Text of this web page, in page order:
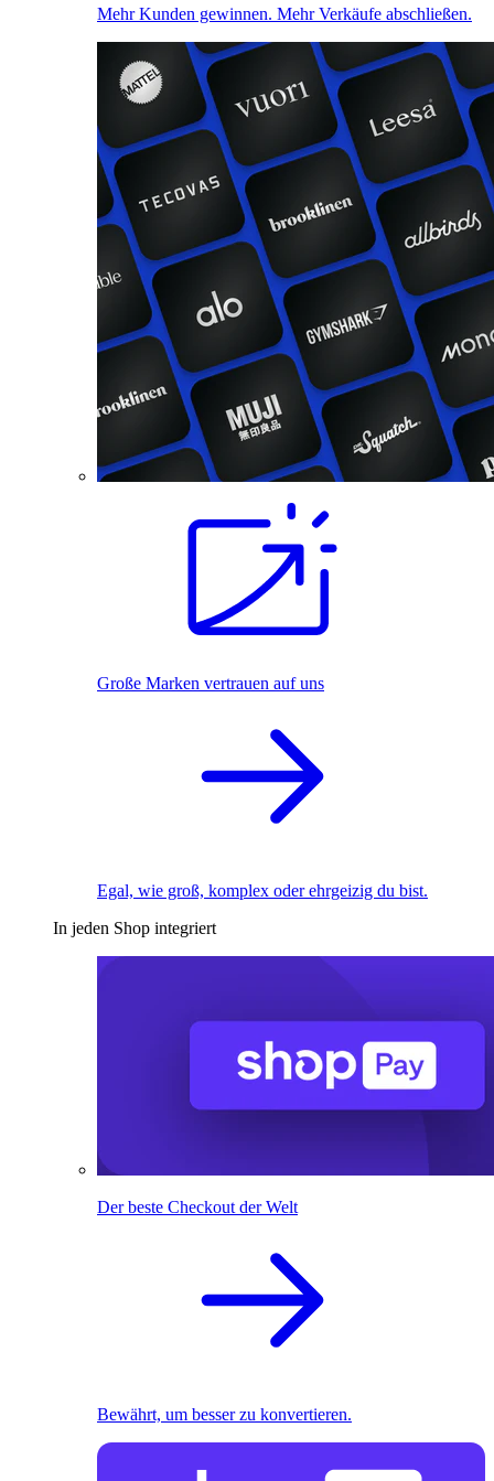
Mehr Kunden gewinnen. Mehr Verkäufe abschließen.
Große Marken vertrauen auf uns
Egal, wie groß, komplex oder ehrgeizig du bist.
In jeden Shop integriert
Der beste Checkout der Welt
Bewährt, um besser zu konvertieren.